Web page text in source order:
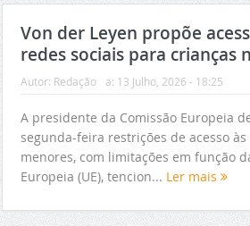
Von der Leyen propõe
redes sociais para crianças
Autor: Redação a: 13 Julho, 2026 - 18:25
A presidente da Comissão Europeia
segunda-feira restrições de acesso
menores, com limitações em função
Europeia (UE), tencion... Ler mais